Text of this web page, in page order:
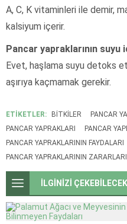
A, C, K vitaminleri ile demir,
kalsiyum içerir.
Pancar yapraklarının suyu
Evet, haşlama suyu detoks
aşırıya kaçmamak gerekir.
ETİKETLER: BITKILER
PANCAR
PANCAR YAPRAKLARI
PANCAR
PANCAR YAPRAKLARININ FAYDALARI
PANCAR YAPRAKLARININ ZARARLARI
İLGİNİZİ